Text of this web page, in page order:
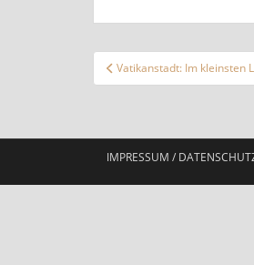
Vatikanstadt: Im kleinsten
IMPRESSUM /